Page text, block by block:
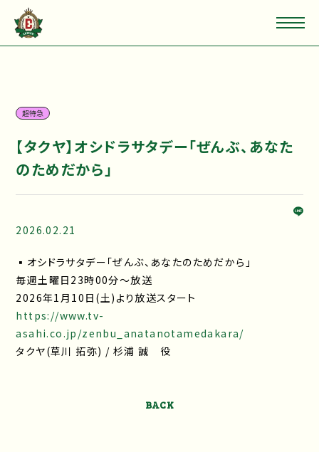
超特急
【タクヤ】オシドラサタデー「ぜんぶ、あなた
のためだから」
2026.02.21
▪オシドラサタデー「ぜんぶ、あなたのためだから」
毎週土曜日23時00分～放送
2026年1月10日(土)より放送スタート
https://www.tv-
asahi.co.jp/zenbu_anatanotamedakara/
タクヤ(草川 拓弥) / 杉浦 誠 役
BACK